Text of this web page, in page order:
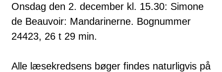
Onsdag den 2. december kl. 15.30: Simone
de Beauvoir: Mandarinerne. Bognummer
24423, 26 t 29 min.
Alle læsekredsens bøger findes naturligvis på